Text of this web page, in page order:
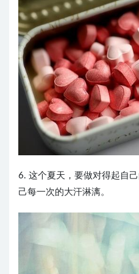
6. 这个夏天，要做对得起自
己每一次的大汗淋漓。